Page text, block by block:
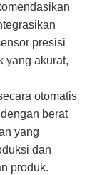
presisi
yang akurat,
otomatis
berat
yang
dan
produk.